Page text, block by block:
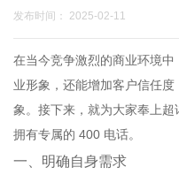
发布时间： 2025-02-11
在当今竞争激烈的商业环境
业形象，还能增加客户信任
象。接下来，就为大家奉上
拥有专属的 400 电话。
一、明确自身需求